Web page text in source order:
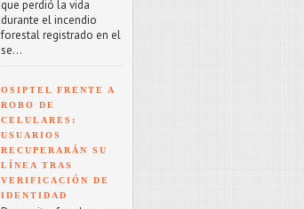
que perdió la vida
durante el incendio
forestal registrado en el
se...
OSIPTEL FRENTE A
ROBO DE
CELULARES:
USUARIOS
RECUPERARÁN SU
LÍNEA TRAS
VERIFICACIÓN DE
IDENTIDAD